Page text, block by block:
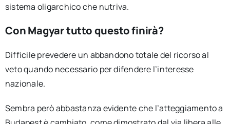
sistema oligarchico che nutriva.
Con Magyar tutto questo finirà?
Difficile prevedere un abbandono totale del ricorso al
veto quando necessario per difendere l’interesse
nazionale.
Sembra però abbastanza evidente che l’atteggiamento a